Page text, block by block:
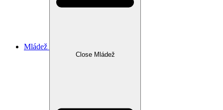
Mládež
Close Mládež